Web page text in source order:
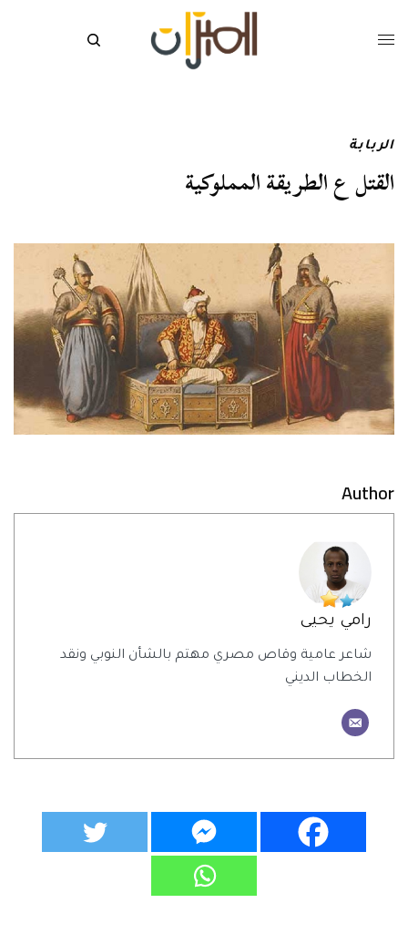
الربابة
القتل ع الطريقة المملوكية
Author
رامي يحيى
شاعر عامية وقاص مصري مهتم بالشأن النوبي ونقد
الخطاب الديني